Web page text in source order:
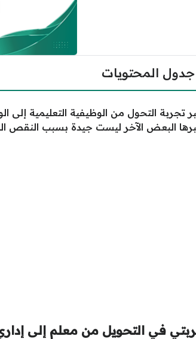
جدول المحتويات
تجربة التحول من الوظيفية التعليمية
البعض الآخر ليست جيدة بسبب النقص
في التحويل من معلم إلى